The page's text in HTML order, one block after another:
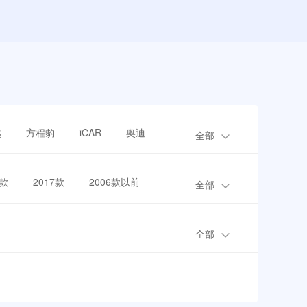
方程豹 iCAR 奥迪 全部
2017款 2006款以前 全部
全部